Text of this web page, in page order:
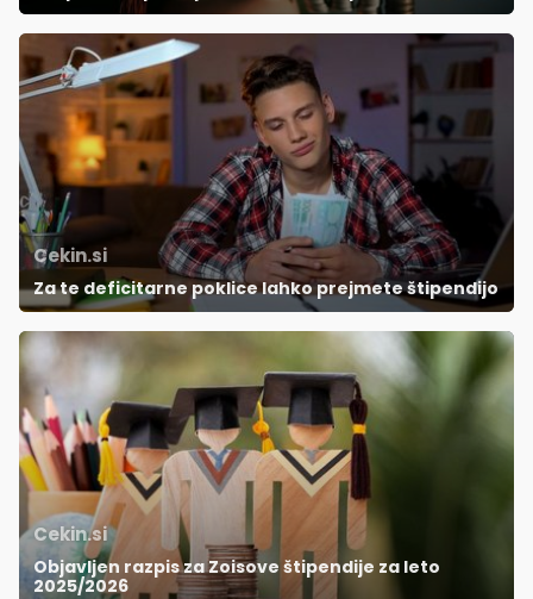
Cekin.si
Za te deficitarne poklice lahko prejmete štipendijo
Cekin.si
Objavljen razpis za Zoisove štipendije za leto
2025/2026